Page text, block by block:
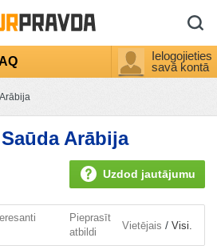
Ielogojieties
savā kontā
Saūda Arābija
Uzdod jautājumu
Pieprasīt
atbildi
Vietējais / Visi.